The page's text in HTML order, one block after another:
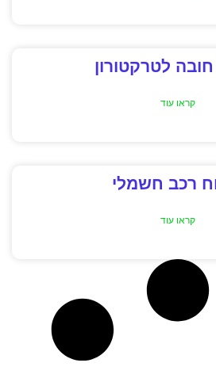
לטרקטורון
קראו עוד
רכב חשמלי
קראו עוד